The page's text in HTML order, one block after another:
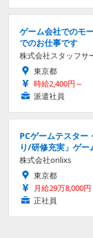
ゲーム会社でのモ
でのお仕事です
株式会社スタッフサ
東京都
時給2,400円～
派遣社員
PCゲームテスタ
り/研修充実」ゲ
株式会社onlixs
東京都
月給29万8,000
正社員